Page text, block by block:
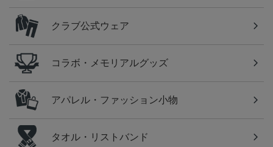
クラブ公式ウェア
コラボ・メモリアルグッズ
アパレル・ファッション小物
タオル・リストバンド